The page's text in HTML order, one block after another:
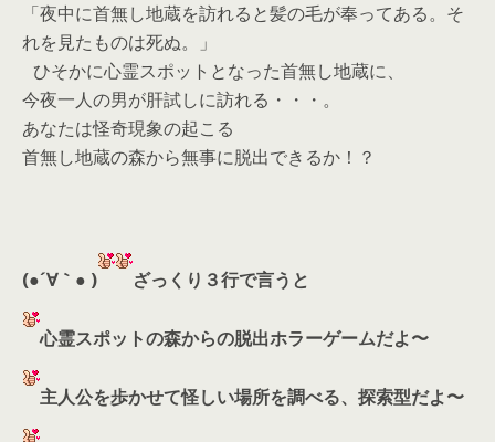
「夜中に首無し地蔵を訪れると髪の毛が奉ってある。そ
れを見たものは死ぬ。」
ひそかに心霊スポットとなった首無し地蔵に、
今夜一人の男が肝試しに訪れる・・・。
あなたは怪奇現象の起こる
首無し地蔵の森から無事に脱出できるか！？
(●´∀｀● ) ざっくり３行で言うと
心霊スポットの森からの脱出ホラーゲームだよ〜
主人公を歩かせて怪しい場所を調べる、探索型だよ〜